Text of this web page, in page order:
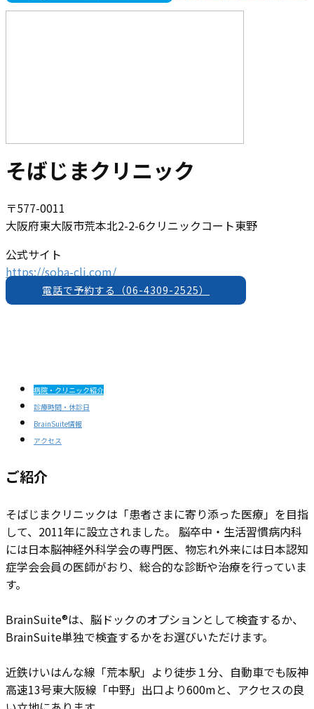
そばじまクリニック
〒577-0011
大阪府東大阪市荒本北2-2-6クリニックコート東野
公式サイト
https://soba-cli.com/
電話で予約する（06-4309-2525）
病院・クリニック紹介
診療時間・休診日
BrainSuite情報
アクセス
ご紹介
そばじまクリニックは「患者さまに寄り添った医療」を目指
して、2011年に設立されました。 脳卒中・生活習慣病内科
には日本脳神経外科学会の専門医、物忘れ外来には日本認知
症学会会員の医師がおり、総合的な診断や治療を行っていま
す。
BrainSuite®は、脳ドックのオプションとして検査するか、
BrainSuite単独で検査するかをお選びいただけます。
近鉄けいはんな線「荒本駅」より徒歩１分、自動車でも阪神
高速13号東大阪線「中野」出口より600mと、アクセスの良